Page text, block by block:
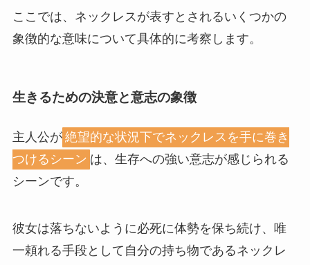
ここでは、ネックレスが表すとされるいくつかの
象徴的な意味について具体的に考察します。
生きるための決意と意志の象徴
主人公が 絶望的な状況下でネックレスを手に巻き
つけるシーン は、生存への強い意志が感じられる
シーンです。
彼女は落ちないように必死に体勢を保ち続け、唯
一頼れる手段として自分の持ち物であるネックレ